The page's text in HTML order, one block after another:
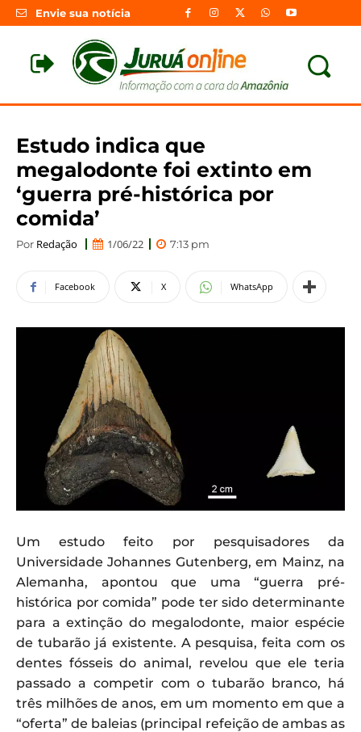
Envie sua notícia
Estudo indica que
megalodonte foi extinto em
‘guerra pré-histórica por
comida’
Por Redação 1/06/22 7:13 pm
Facebook X WhatsApp
Um estudo feito por pesquisadores da
Universidade Johannes Gutenberg, em Mainz, na
Alemanha, apontou que uma “guerra pré-
histórica por comida” pode ter sido determinante
para a extinção do megalodonte, maior espécie
de tubarão já existente. A pesquisa, feita com os
dentes fósseis do animal, revelou que ele teria
passado a competir com o tubarão branco, há
três milhões de anos, em um momento em que a
“oferta” de baleias (principal refeição de ambas as